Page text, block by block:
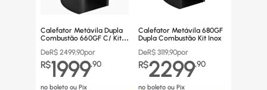
Calefator Metávila Dupla
Combustão 660GF C/ Kit
DeR$ 2499,90por
R$1999,90
no boleto ou Pix
Calefator Metávila 680GF
Dupla Combustão Kit Inox
DeR$ 3119,90por
R$2299,90
no boleto ou Pix